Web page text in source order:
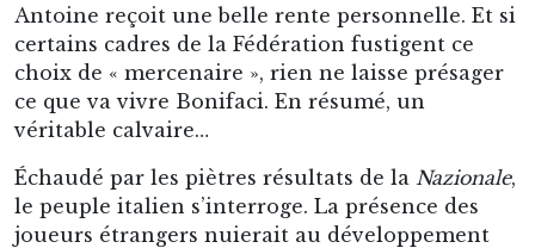
Antoine reçoit une belle rente personnelle. Et si
certains cadres de la Fédération fustigent ce
choix de « mercenaire », rien ne laisse présager
ce que va vivre Bonifaci. En résumé, un
véritable calvaire…
Échaudé par les piètres résultats de la Nazionale,
le peuple italien s’interroge. La présence des
joueurs étrangers nuierait au développement